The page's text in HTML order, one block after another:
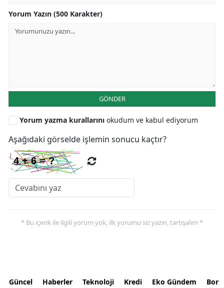
Yorum Yazın (500 Karakter)
GÖNDER
Yorum yazma kurallarını okudum ve kabul ediyorum
Aşağıdaki görselde işlemin sonucu kaçtır?
* Bu içerik ile ilgili yorum yok, ilk yorumu siz yazın, tartışalım *
Güncel Haberler Teknoloji Kredi Eko Gündem